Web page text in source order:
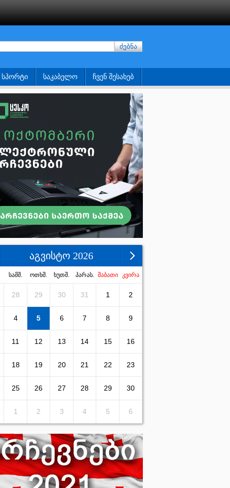
ძებნა
ᲡᲞᲝᲠᲢᲘ ᲡᲐᲙᲐᲑᲔᲚᲝ ᲩᲕᲔᲜ ᲨᲔᲡᲐᲮᲔᲑ
აგვისტო 2026
სამშ. ოთხშ. ხუთშ. პარას. შაბათი კვირა
28 29 30 31 1 2
4 5 6 7 8 9
11 12 13 14 15 16
18 19 20 21 22 23
25 26 27 28 29 30
1 2 3 4 5 6